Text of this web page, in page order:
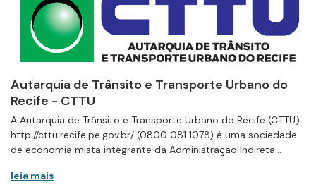
Autarquia de Trânsito e Transporte Urbano do
Recife - CTTU
A Autarquia de Trânsito e Transporte Urbano do Recife (CTTU)
http://cttu.recife.pe.gov.br/ (0800 081 1078) é uma sociedade
de economia mista integrante da Administração Indireta...
leia mais